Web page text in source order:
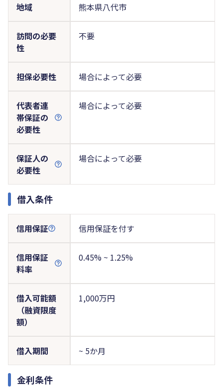
地域 熊本県八代市
訪問の必要
性
不要
担保必要性 場合によって必要
代表者連
帯保証の
必要性
場合によって必要
保証人の
必要性
場合によって必要
借入条件
信用保証 信用保証を付す
信用保証
料率
0.45% ~ 1.25%
借入可能額
（融資限度
額）
1,000万円
借入期間 ~ 5か月
金利条件